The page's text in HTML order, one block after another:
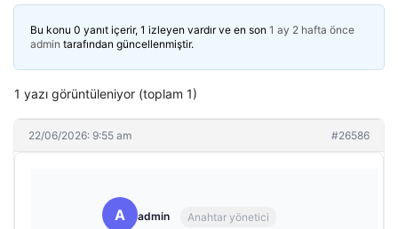
Bu konu 0 yanıt içerir, 1 izleyen vardır ve en son 1 ay 2 hafta önce
admin tarafından güncellenmiştir.
1 yazı görüntüleniyor (toplam 1)
22/06/2026: 9:55 am #26586
A admin Anahtar yönetici